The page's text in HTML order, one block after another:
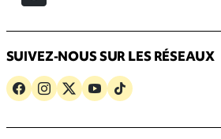
SUIVEZ-NOUS SUR LES RÉSEAUX